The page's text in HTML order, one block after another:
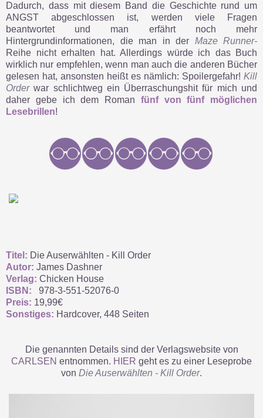
Dadurch, dass mit diesem Band die Geschichte rund um
ANGST abgeschlossen ist, werden viele Fragen
beantwortet und man erfährt noch mehr
Hintergrundinformationen, die man in der Maze Runner-
Reihe nicht erhalten hat. Allerdings würde ich das Buch
wirklich nur empfehlen, wenn man auch die anderen Bücher
gelesen hat, ansonsten heißt es nämlich: Spoilergefahr! Kill
Orderwar schlichtweg ein Überraschungshit für mich und
daher gebe ich dem Roman fünf von fünf möglichen
Lesebrillen!
Titel: Die Auserwählten - Kill Order
Autor: James Dashner
Verlag: Chicken House
ISBN: 978-3-551-52076-0
Preis: 19,99€
Sonstiges: Hardcover, 448 Seiten
Die genannten Details sind der Verlagswebsite von
CARLSEN entnommen. HIER geht es zu einer Leseprobe
von Die Auserwählten - Kill Order.